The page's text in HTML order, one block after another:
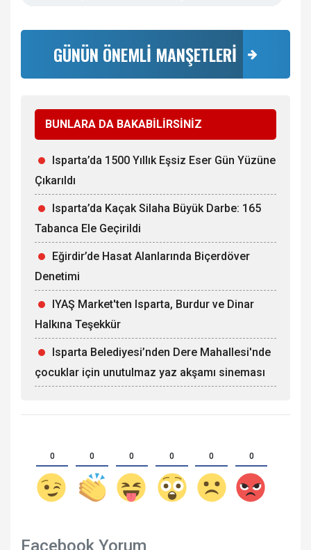
GÜNÜN ÖNEMLİ MANŞETLERİ
BUNLARA DA BAKABİLİRSİNİZ
Isparta’da 1500 Yıllık Eşsiz Eser Gün Yüzüne
Çıkarıldı
Isparta’da Kaçak Silaha Büyük Darbe: 165
Tabanca Ele Geçirildi
Eğirdir’de Hasat Alanlarında Biçerdöver
Denetimi
IYAŞ Market'ten Isparta, Burdur ve Dinar
Halkına Teşekkür
Isparta Belediyesi’nden Dere Mahallesi'nde
çocuklar için unutulmaz yaz akşamı sineması
0 0 0 0 0 0
Facebook Yorum